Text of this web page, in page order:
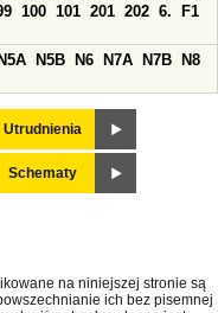
100 101 201 202 6.
F1
N5A N5B N6 N7A N7B
N8
Utrudnienia
Schematy
na niniejszej stronie są
ich bez pisemnej